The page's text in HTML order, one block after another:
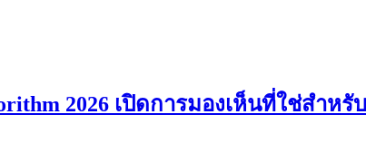
2026 เปิดการมองเห็นที่ใช่สำห